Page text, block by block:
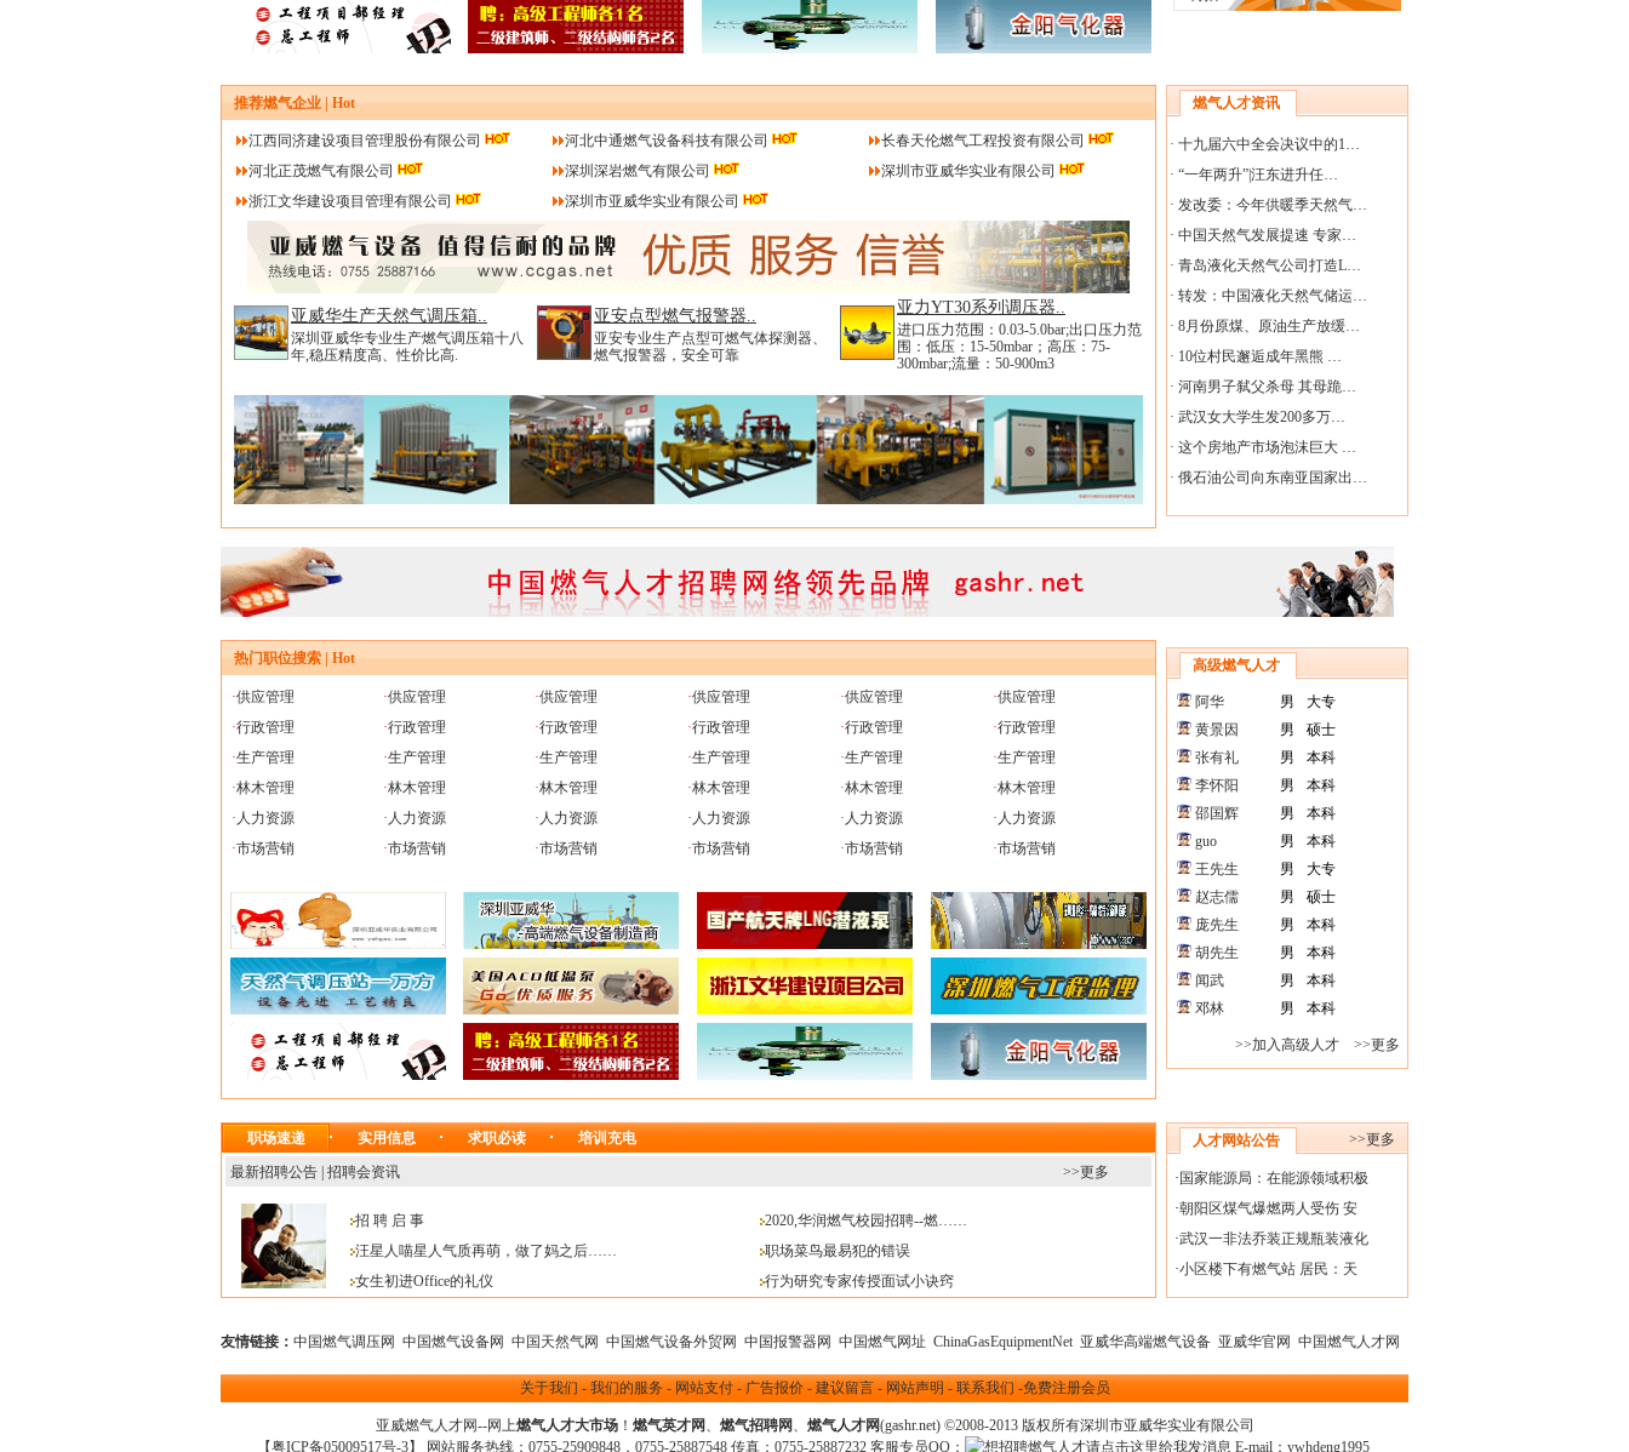
推荐燃气企业 | Hot
江西同济建设项目管理股份有限公司 河北中通燃气设备科技有限公司
长春天伦燃气工程投资有限公司
河北正茂燃气有限公司
深圳深岩燃气有限公司
深圳市亚威华实业有限公司
浙江文华建设项目管理有限公司
深圳市亚威华实业有限公司
亚威华生产天然气调压箱..
深圳亚威华专业生产燃气调压箱十八
年,稳压精度高、性价比高.
亚安点型燃气报警器..
亚安专业生产点型可燃气体探测器、
燃气报警器，安全可靠
亚力YT30系列调压器..
进口压力范围：0.03-5.0bar;出口压力范
围：低压：15-50mbar；高压：75-
300mbar;流量：50-900m3
燃气人才资讯
· 十九届六中全会决议中的1…
· “一年两升”|汪东进升任…
· 发改委：今年供暖季天然气…
· 中国天然气发展提速 专家…
· 青岛液化天然气公司打造L…
· 转发：中国液化天然气储运…
· 8月份原煤、原油生产放缓…
· 10位村民邂逅成年黑熊 …
· 河南男子弑父杀母 其母跪…
· 武汉女大学生发200多万…
· 这个房地产市场泡沫巨大 …
· 俄石油公司向东南亚国家出…
热门职位搜索 | Hot
·供应管理 ·供应管理 ·供应管理 ·供应管理 ·供应管理 ·供应管理
·行政管理 ·行政管理 ·行政管理 ·行政管理 ·行政管理 ·行政管理
·生产管理 ·生产管理 ·生产管理 ·生产管理 ·生产管理 ·生产管理
·林木管理 ·林木管理 ·林木管理 ·林木管理 ·林木管理 ·林木管理
· 人力资源 · 人力资源 · 人力资源 · 人力资源 · 人力资源 · 人力资源
·市场营销 ·市场营销 ·市场营销 ·市场营销 ·市场营销 ·市场营销
高级燃气人才
阿华 男
大专
黄景因
男
硕士
张有礼
男
本科
李怀阳
男
本科
邵国辉
男
本科
guo
男
本科
王先生
男
大专
赵志儒
男
硕士
庞先生
男
本科
胡先生
男
本科
闻武
男
本科
邓林
男 本科
>>加入高级人才 >>更多
职场速递 实用信息 求职必读
培训充电
最新招聘公告 招聘会资讯 >>更多
招 聘 启 事
汪星人喵星人气质再萌，做了妈之后……
女生初进Office的礼仪
2020,华润燃气校园招聘--燃……
职场菜鸟最易犯的错误
行为研究专家传授面试小诀窍
人才网站公告 >>更多
· 国家能源局：在能源领域积极
·朝阳区煤气爆燃两人受伤 安
·武汉一非法乔装正规瓶装液化
·小区楼下有燃气站 居民：天
友情链接： 中国燃气调压网 中国燃气设备网 中国天然气网 中国燃气设备外贸网 中国报警器网 中国燃气网址 ChinaGasEquipmentNet 亚威华高端燃气设备 亚威华官网 中国燃气人才网
关于我们 - 我们的服务 - 网站支付- 广告报价- 建议留言- 网站声明 - 联系我们 -免费注册会员
亚威燃气人才网--网上燃气人才大市场！ 燃气英才网 、 燃气招聘网 、 燃气人才网(gashr.net) ©2008-2013 版权所有深圳市亚威华实业有限公司
【粤ICP备05009517号-3】 网站服务热线：0755-25909848，0755-25887548 传真：0755-25887232 客服专员QQ： E-mail： ywhdeng1995